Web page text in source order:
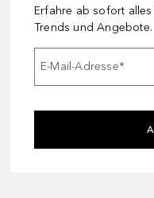
Erfahre ab sofort
Trends und Angebote.
E-Mail-Adresse*